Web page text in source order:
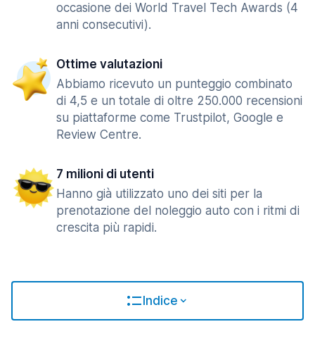
occasione dei World Travel Tech Awards (4
anni consecutivi).
Ottime valutazioni
Abbiamo ricevuto un punteggio combinato
di 4,5 e un totale di oltre 250.000 recensioni
su piattaforme come Trustpilot, Google e
Review Centre.
7 milioni di utenti
Hanno già utilizzato uno dei siti per la
prenotazione del noleggio auto con i ritmi di
crescita più rapidi.
Indice